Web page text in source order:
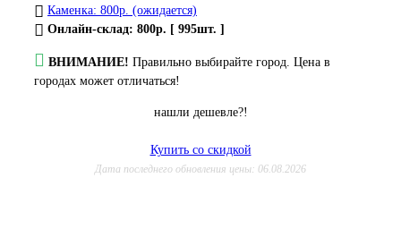
Каменка: 800р. (ожидается)
Онлайн-склад: 800р. [ 995шт. ]
ВНИМАНИЕ! Правильно выбирайте город. Цена в
городах может отличаться!
нашли дешевле?!
Купить со скидкой
Дата последнего обновления цены: 06.08.2026